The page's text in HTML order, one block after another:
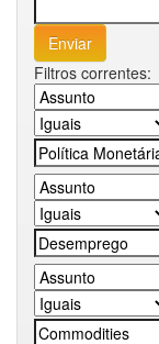
Filtros correntes: